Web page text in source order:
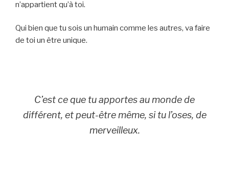
n’appartient qu’à toi.
Qui bien que tu sois un humain comme les autres, va faire
de toi un être unique.
C’est ce que tu apportes au monde de
différent, et peut-être même, si tu l’oses, de
merveilleux.